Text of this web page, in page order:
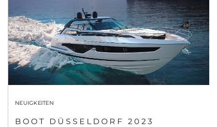
NEUIGKEITEN
BOOT DÜSSELDORF 2023